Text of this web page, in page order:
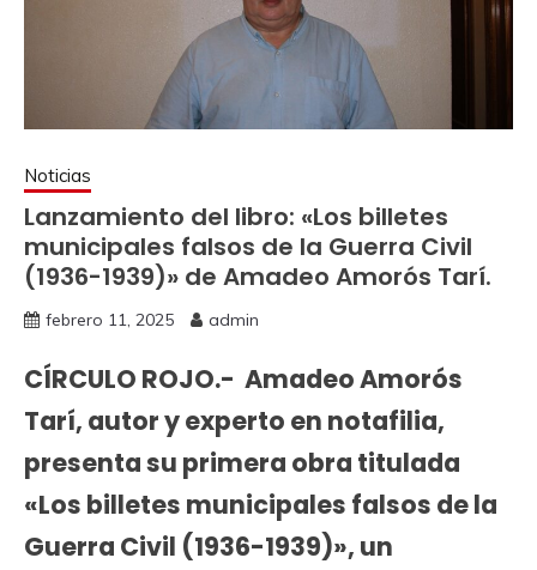
Noticias
Lanzamiento del libro: «Los billetes
municipales falsos de la Guerra Civil
(1936-1939)» de Amadeo Amorós Tarí.
febrero 11, 2025 admin
CÍRCULO ROJO.- Amadeo Amorós
Tarí, autor y experto en notafilia,
presenta su primera obra titulada
«Los billetes municipales falsos de la
Guerra Civil (1936-1939)», un